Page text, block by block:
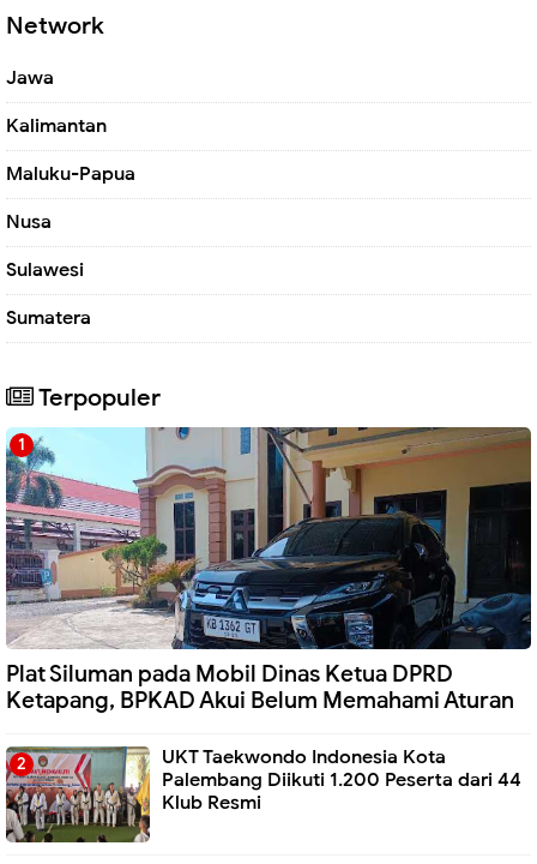
Network
Jawa
Kalimantan
Maluku-Papua
Nusa
Sulawesi
Sumatera
Terpopuler
Plat Siluman pada Mobil Dinas Ketua DPRD
Ketapang, BPKAD Akui Belum Memahami Aturan
UKT Taekwondo Indonesia Kota
Palembang Diikuti 1.200 Peserta dari 44
Klub Resmi